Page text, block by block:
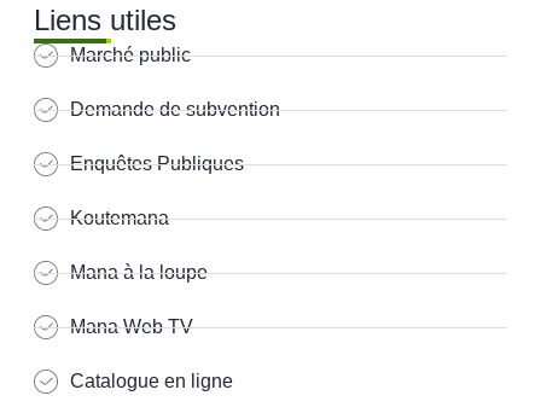
Liens utiles
Marché public
Demande de subvention
Enquêtes Publiques
Koutemana
Mana à la loupe
Mana Web TV
Catalogue en ligne